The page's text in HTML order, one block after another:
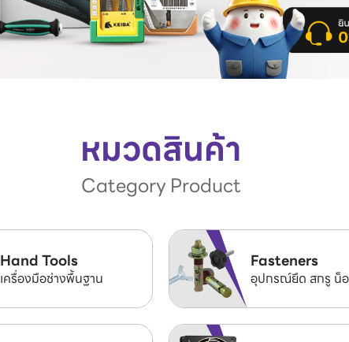
หมวดสินค้า
Category Product
Hand Tools
เครื่องมือช่างพื้นฐาน
Fasteners
อุปกรณ์ยึด สกรู น็